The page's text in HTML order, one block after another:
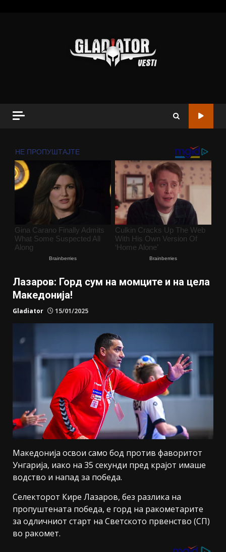
Лазаров: Горд сум на момците и на цела
Македонија!
Gladiator 15/01/2025
Македонија освои само бод против фаворитот
Унгарија, иако на 35 секунди пред крајот имаше
водство и напад за победа.
Селекторот Кире Лазаров, без разлика на
пропуштената победа, е горд на ракометарите
за одличниот старт на Светското првенство (СП)
во ракомет.